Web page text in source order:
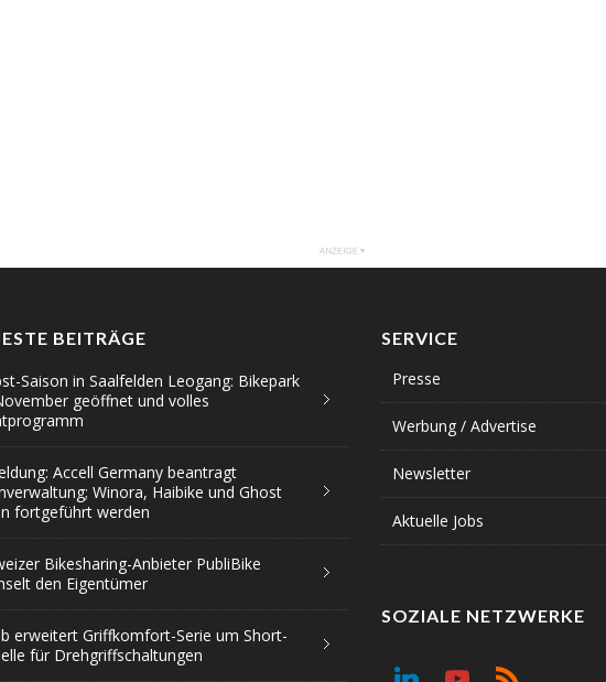
BEITRÄGE
Saison in Saalfelden Leogang: Bikepark
geöffnet und volles
Accell Germany beantragt
Winora, Haibike und Ghost
fortgeführt werden
Bikesharing-Anbieter PubliBike
den Eigentümer
erweitert Griffkomfort-Serie um Short-
für Drehgriffschaltungen
SERVICE
Presse
Werbung / Advertise
Newsletter
Aktuelle Jobs
SOZIALE NETZWERKE